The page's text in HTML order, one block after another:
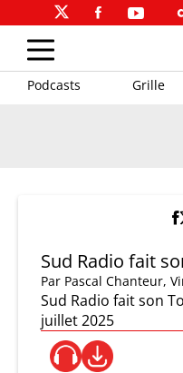
Podcasts Grille
Sud Radio fait
Par Pascal Chanteur,
Sud Radio fait son
juillet 2025